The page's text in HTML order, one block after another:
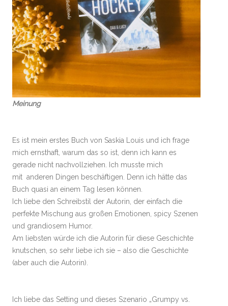
Meinung
Es ist mein erstes Buch von Saskia Louis und ich frage
mich ernsthaft, warum das so ist, denn ich kann es
gerade nicht nachvollziehen. Ich musste mich
mit anderen Dingen beschäftigen. Denn ich hätte das
Buch quasi an einem Tag lesen können.
Ich liebe den Schreibstil der Autorin, der einfach die
perfekte Mischung aus großen Emotionen, spicy Szenen
und grandiosem Humor.
Am liebsten würde ich die Autorin für diese Geschichte
knutschen, so sehr liebe ich sie – also die Geschichte
(aber auch die Autorin).
Ich liebe das Setting und dieses Szenario „Grumpy vs.